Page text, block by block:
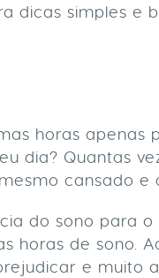
dicas simples e
horas apenas
dia? Quantas
cansado e
do sono para o
horas de sono.
e muito